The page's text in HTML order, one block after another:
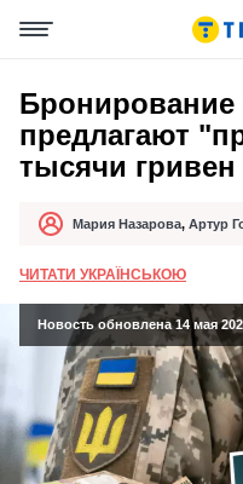
Бронирование
предлагают
тысячи гривен
АвторМария Назарова, Артур
Дата публикации
ЧИТАТИ УКРАЇНСЬКОЮ
Новость обновлена 14 мая